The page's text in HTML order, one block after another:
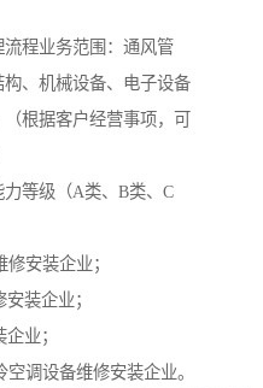
程业务范围：通风管
、机械设备、电子设备
根据客户经营事项，可
等级（A类、B类、C
安装企业；
装企业；
业；
调设备维修安装企业。